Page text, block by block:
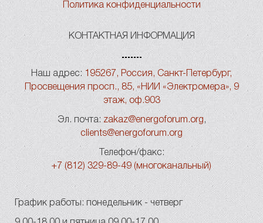
Политика конфиденциальности
КОНТАКТНАЯ ИНФОРМАЦИЯ
Наш адрес: 195267, Россия, Санкт-Петербург,
Просвещения просп., 85, «НИИ «Электромера», 9
этаж, оф.903
Эл. почта: zakaz@energoforum.org ,
clients@energoforum.org
Телефон/факс:
+7 (812) 329-89-49 (многоканальный)
График работы: понедельник - четверг